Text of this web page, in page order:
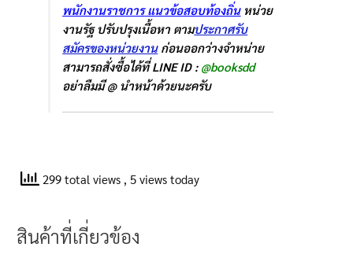
พนักงานราชการ แนวข้อสอบท้องถิ่นหน่วย
งานรัฐ ปรับปรุงเนื้อหา ตามประกาศรับ
สมัครของหน่วยงานก่อนออกว่างจำหน่าย
สามารถสั่งซื้อได้ที่ LINE ID : @booksdd
อย่าลืมมี @ นำหน้าด้วยนะครับ
299 total views , 5 views today
สินค้าที่เกี่ยวข้อง